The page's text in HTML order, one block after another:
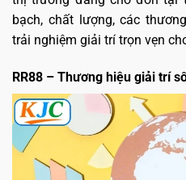
bạch, chất lượng, các
trải nghiệm giải trí trọn vẹn
RR88 – Thương hiệu giải trí